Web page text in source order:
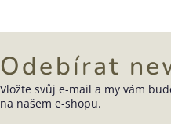
Zápatí
Odebírat
Vložte svůj e-mail a my vám
na našem e-shopu.